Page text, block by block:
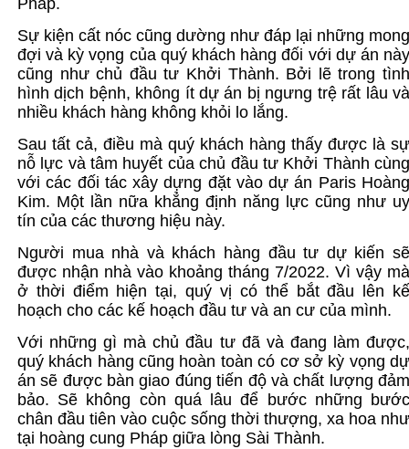
Pháp.
Sự kiện cất nóc cũng dường như đáp lại những
đợi và kỳ vọng của quý khách hàng đối với dự án
cũng như chủ đầu tư Khởi Thành. Bởi lẽ trong
hình dịch bệnh, không ít dự án bị ngưng trệ rất lâu
nhiều khách hàng không khỏi lo lắng.
Sau tất cả, điều mà quý khách hàng thấy được là
nỗ lực và tâm huyết của chủ đầu tư Khởi Thành
với các đối tác xây dựng đặt vào dự án Paris
Kim. Một lần nữa khẳng định năng lực cũng như
tín của các thương hiệu này.
Người mua nhà và khách hàng đầu tư dự kiến
được nhận nhà vào khoảng tháng 7/2022. Vì vậy
ở thời điểm hiện tại, quý vị có thể bắt đầu lên
hoạch cho các kế hoạch đầu tư và an cư của mình.
Với những gì mà chủ đầu tư đã và đang làm
quý khách hàng cũng hoàn toàn có cơ sở kỳ vọng
án sẽ được bàn giao đúng tiến độ và chất lượng
bảo. Sẽ không còn quá lâu để bước những
chân đầu tiên vào cuộc sống thời thượng, xa hoa
tại hoàng cung Pháp giữa lòng Sài Thành.